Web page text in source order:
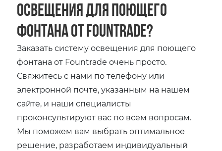
освещения для поющего
фонтана от Fountrade?
Заказать систему освещения для поющего
фонтана от Fountrade очень просто.
Свяжитесь с нами по телефону или
электронной почте, указанным на нашем
сайте, и наши специалисты
проконсультируют вас по всем вопросам.
Мы поможем вам выбрать оптимальное
решение, разработаем индивидуальный